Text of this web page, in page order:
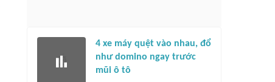
4 xe máy quệt vào nhau, đổ
như domino ngay trước
mũi ô tô